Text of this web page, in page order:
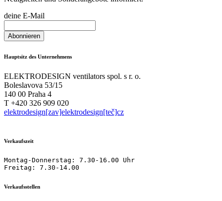
deine E-Mail
Hauptsitz des Unternehmens
ELEKTRODESIGN ventilators spol. s r. o.
Boleslavova 53/15
140 00 Praha 4
T +420 326 909 020
elektrodesign[zav]elektrodesign[teč]cz
Verkaufszeit
Montag-Donnerstag: 7.30-16.00 Uhr
Freitag: 7.30-14.00
Verkaufsstellen